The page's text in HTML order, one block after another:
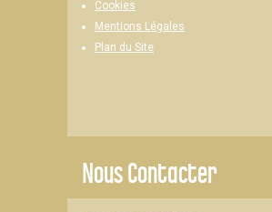
Cookies
Mentions Légales
Plan du Site
Nous Contacter